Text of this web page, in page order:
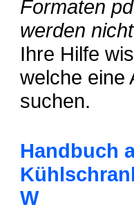
Formaten
werden
Ihre Hilfe
welche eine
suchen.
Handbuch
W